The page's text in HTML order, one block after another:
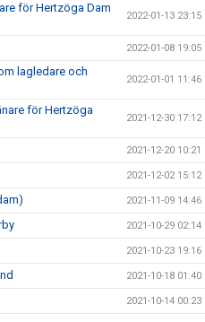
för Hertzöga Dam
2022-01-13 23:15
2022-01-08 19:05
lagledare och
2022-01-01 11:46
för Hertzöga
2021-12-30 17:12
2021-12-20 10:21
2021-12-02 15:12
2021-11-09 14:46
2021-10-29 02:14
2021-10-23 19:16
2021-10-18 01:40
2021-10-14 00:23